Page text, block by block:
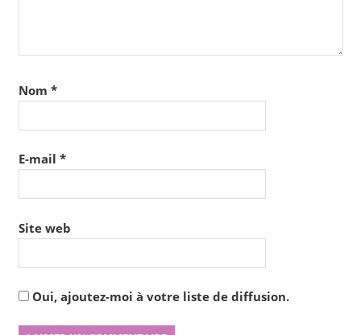
Nom *
E-mail *
Site web
Oui, ajoutez-moi à votre liste de diffusion.